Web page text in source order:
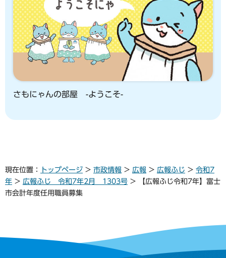
さもにゃんの部屋 -ようこそ-
現在位置： トップページ > 市政情報 > 広報 > 広報ふじ > 令和7
年 > 広報ふじ 令和7年2月 1303号 > 【広報ふじ令和7年】富士
市会計年度任用職員募集